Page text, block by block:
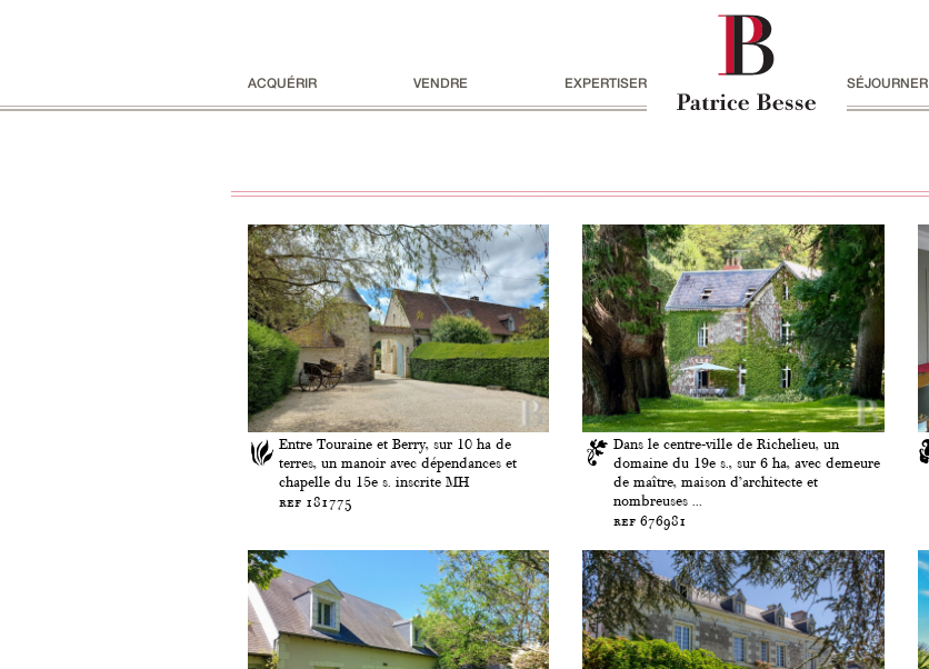
ACQUÉRIR VENDRE EXPERTISER SÉJOURNER
Entre Touraine et Berry, sur 10 ha de
terres, un manoir avec dépendances et
chapelle du 15e s. inscrite MH
ref 181775
Dans le centre-ville de Richelieu, un
domaine du 19e s., sur 6 ha, avec demeure
de maître, maison d’architecte et
nombreuses ...
ref 676981